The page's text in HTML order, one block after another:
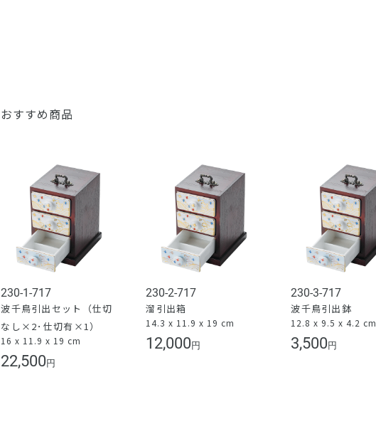
おすすめ商品
230-1-717
波千鳥引出セット（仕切
なし×2･仕切有×1）
16 x 11.9 x 19 cm
22,500 円
230-2-717
溜引出箱
14.3 x 11.9 x 19 cm
12,000 円
230-3-717
波千鳥引出鉢
12.8 x 9.5 x 4.2 cm
3,500 円